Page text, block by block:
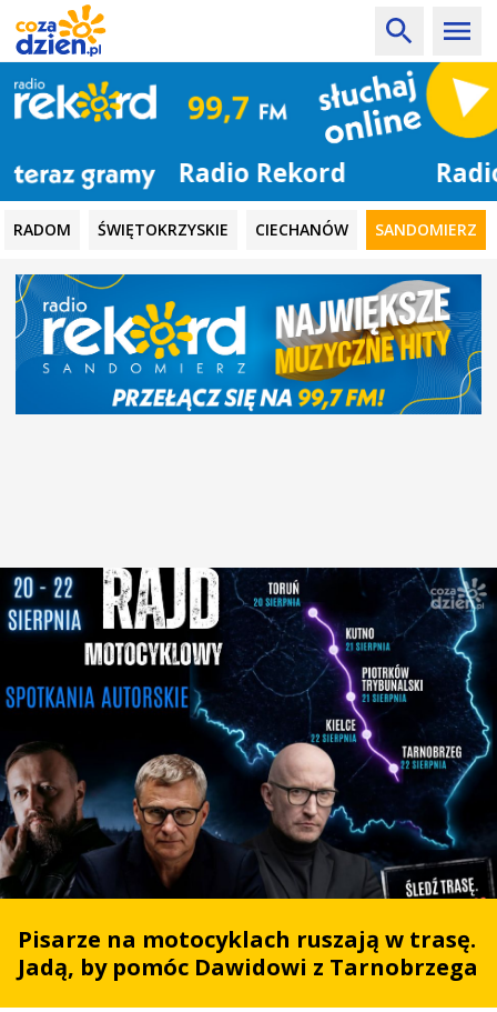
Radio Rekord
RADOM ŚWIĘTOKRZYSKIE CIECHANÓW SANDOMIERZ
Pisarze na motocyklach ruszają w trasę.
Jadą, by pomóc Dawidowi z Tarnobrzega